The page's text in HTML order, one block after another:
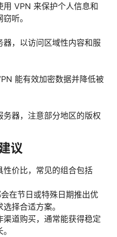
用 VPN 来保护个人信息和
听。
，以访问区域性内容和服
能有效加密数据并降低被
器，注意部分地区的版权
议
价比，常见的组合包括
在节日或特殊日期推出优
择合适方案。
道购买，通常能获得稳定